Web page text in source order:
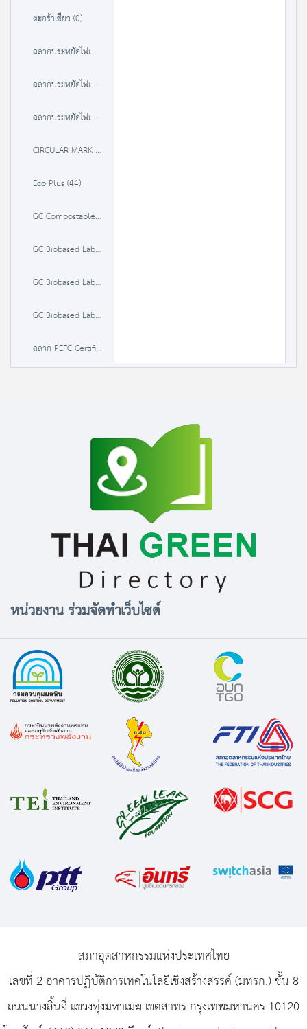
ตะกร้าเขียว (0)
ฉลากประหยัดไฟเบอร์ 5 (1 ดาว) (380)
ฉลากประหยัดไฟเบอร์ 5 (2 ดาว) (384)
ฉลากประหยัดไฟเบอร์ 5 (3 ดาว) (491)
CIRCULAR MARK (3)
Eco Plus (44)
GC Compostable Label (0)
GC Biobased Label 20-50% (0)
GC Biobased Label 50-85 % (0)
GC Biobased Label >85% (0)
ฉลาก PEFC Certified Material (0)
หน่วยงาน ร่วมจัดทำเว็บไซต์
สภาอุตสาหกรรมแห่งประเทศไทย
เลขที่ 2 อาคารปฏิบัติการเทคโนโลยีเชิงสร้างสรรค์ (มทรก.) ชั้น 8
ถนนนางลิ้นจี่ แขวงทุ่งมหาเมฆ เขตสาทร กรุงเทพมหานคร 10120